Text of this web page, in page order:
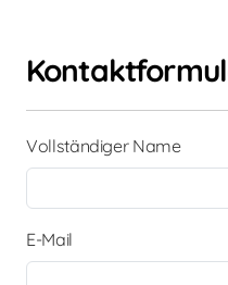
Vollständiger Name
E-Mail